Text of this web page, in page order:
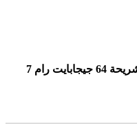
ثنائي الشريحة 64 جيجابايت رام 7